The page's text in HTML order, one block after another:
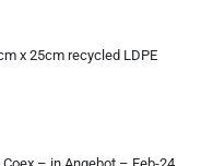
x 25cm recycled LDPE